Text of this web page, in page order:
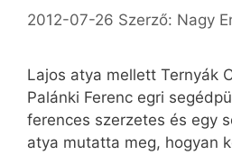
2012-07-26 Szerző: Nagy
Lajos atya mellett Ternyák
Palánki Ferenc egri
ferences szerzetes és egy
atya mutatta meg, hogyan